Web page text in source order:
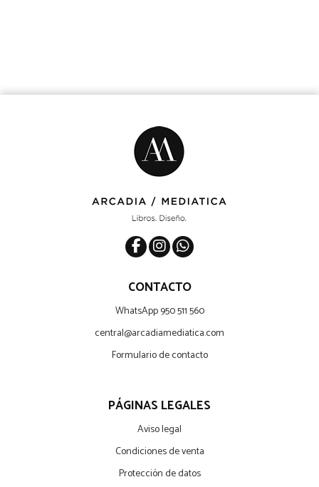
CONTACTO
WhatsApp 950 511 560
central@arcadiamediatica.com
Formulario de contacto
PÁGINAS LEGALES
Aviso legal
Condiciones de venta
Protección de datos